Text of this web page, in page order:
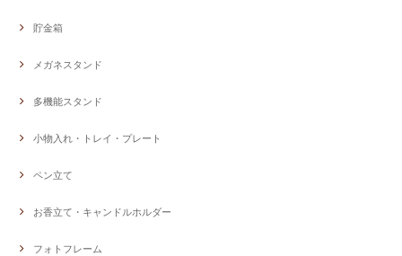
貯金箱
メガネスタンド
多機能スタンド
小物入れ・トレイ・プレート
ペン立て
お香立て・キャンドルホルダー
フォトフレーム